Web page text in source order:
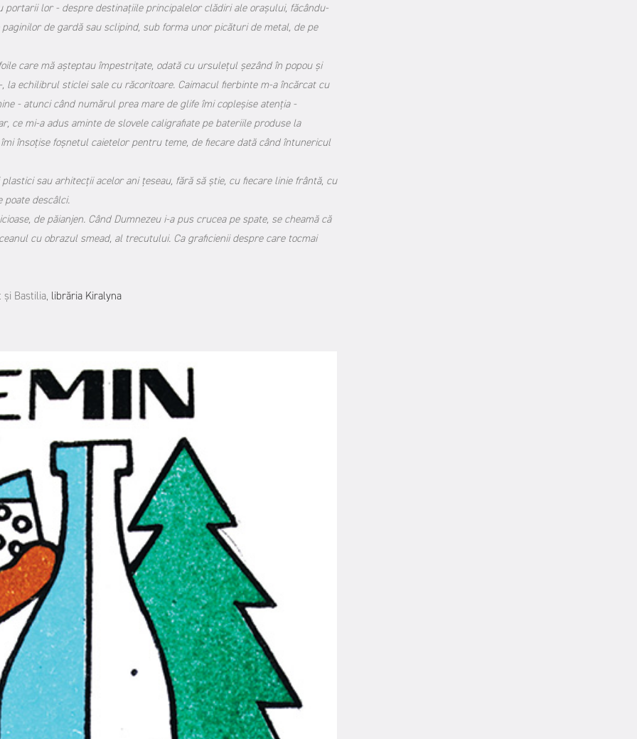
lor - despre destinațiile principalelor clădiri ale orașului, făcându-
de gardă sau sclipind, sub forma unor picături de metal, de pe
care mă așteptau împestrițate, odată cu ursulețul șezând în popou și
la echilibrul sticlei sale cu răcoritoare. Caimacul fierbinte m-a încărcat cu
- atunci când numărul prea mare de glife îmi copleșise atenția -
ce mi-a adus aminte de slovele caligrafiate pe bateriile produse la
însoțise foșnetul caietelor pentru teme, de fiecare dată când întunericul
sau arhitecții acelor ani țeseau, fără să știe, cu fiecare linie frântă, cu
descâlci.
de păianjen. Când Dumnezeu i-a pus crucea pe spate, se cheamă că
cu obrazul smead, al trecutului. Ca graficienii despre care tocmai
Bastilia, librăria Kiralyna